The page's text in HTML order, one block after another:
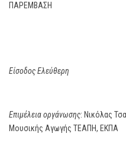
ΠΑΡΕΜΒΑΣΗ
Είσοδος Ελεύθερη
Επιμέλεια οργάνωσης: Νικόλας
Μουσικής Αγωγής ΤΕΑΠΗ, ΕΚΠΑ